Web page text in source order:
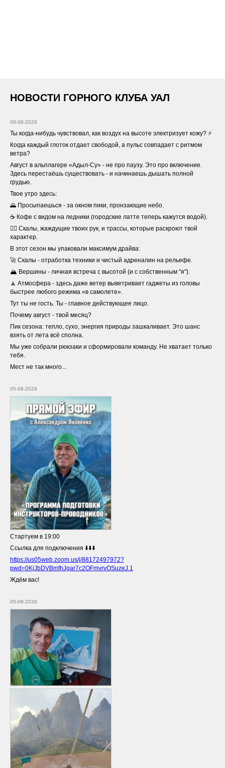
НОВОСТИ ГОРНОГО КЛУБА УАЛ
06-08-2026
Ты когда-нибудь чувствовал, как воздух на высоте электризует кожу? ⚡️
Когда каждый глоток отдает свободой, а пульс совпадает с ритмом
ветра?
Август в альплагере «Адыл-Су» - не про паузу. Это про включение.
Здесь перестаёшь существовать - и начинаешь дышать полной
грудью.
Твое утро здесь:
🌄 Просыпаешься - за окном пики, пронзающие небо.
☕ Кофе с видом на ледники (городские латте теперь кажутся водой).
🧗‍♂️ Скалы, жаждущие твоих рук, и трассы, которые раскроют твой
характер.
В этот сезон мы упаковали максимум драйва:
🚀 Скалы - отработка техники и чистый адреналин на рельефе.
🏔️ Вершины - личная встреча с высотой (и с собственным "я").
🧘 Атмосфера - здесь даже ветер выветривает гаджеты из головы
быстрее любого режима «в самолете».
Тут ты не гость. Ты - главное действующее лицо.
Почему август - твой месяц?
Пик сезона: тепло, сухо, энергия природы зашкаливает. Это шанс
взять от лета всё сполна.
Мы уже собрали рюкзаки и сформировали команду. Не хватает только
тебя.
Мест не так много...
05-08-2026
Стартуем в 19:00
Ссылка для подключения ⬇️⬇️⬇️
https://us05web.zoom.us/j/88172497972?
pwd=0KjJbDVBmfhJgar7c2OFmvrvOSuzeJ.1
Ждём вас!
05-08-2026